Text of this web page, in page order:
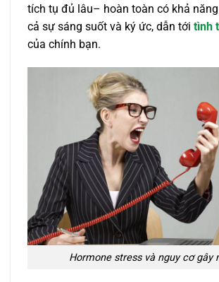
tích tụ đủ lâu– hoàn toàn có khả năng
cả sự sáng suốt và ký ức, dẫn tới tình
của chính bạn.
Hormone stress và nguy cơ gây